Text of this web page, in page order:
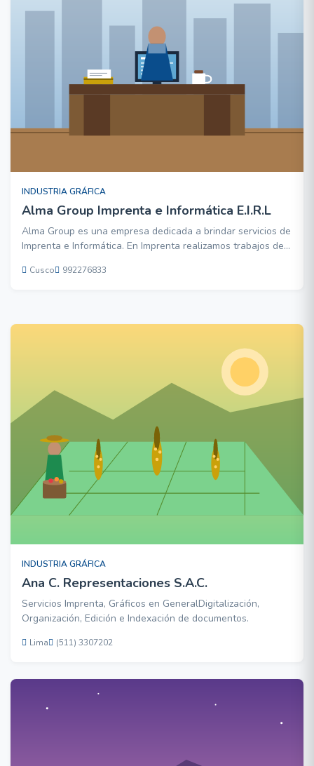
INDUSTRIA GRÁFICA
Alma Group Imprenta e Informática E.I.R.L
Alma Group es una empresa dedicada a brindar servicios de
Imprenta e Informática. En Imprenta realizamos trabajos de
Dípticos,formatos, Boletas, Facturas, Tarjetas Personales,
Cusco 992276833
INDUSTRIA GRÁFICA
Ana C. Representaciones S.A.C.
Servicios Imprenta, Gráficos en GeneralDigitalización,
Organización, Edición e Indexación de documentos.
Lima (511) 3307202